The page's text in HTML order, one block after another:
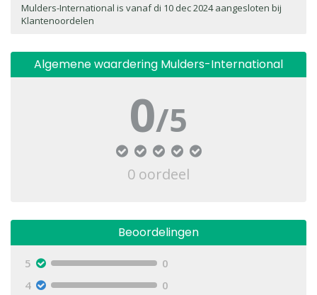
Mulders-International is vanaf di 10 dec 2024 aangesloten bij
Klantenoordelen
Algemene waardering Mulders-International
0/5
0 oordeel
Beoordelingen
5
0
4
0
Annuleren